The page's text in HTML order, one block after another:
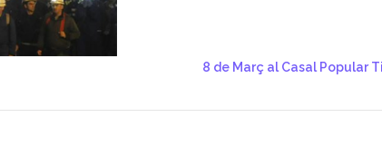
8 de Març al Casal Popular